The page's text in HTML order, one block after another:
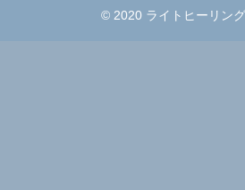
© 2020 ライトヒーリン